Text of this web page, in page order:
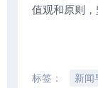
值观和原则，
标签： 新闻